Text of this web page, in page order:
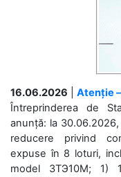
16.06.2026
Atenție
Întreprinderea de
anunță: la
reducere privind
expuse în 8 loturi,
model 3ТЭ10М; 1)